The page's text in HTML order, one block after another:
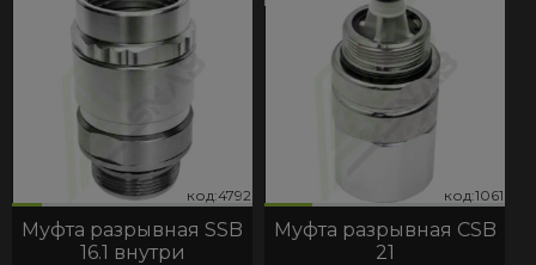
код:4792 код:4792
Муфта разрывная SSB
16.1 внутри
код:1061 код:1061
Муфта разрывная CSB
21